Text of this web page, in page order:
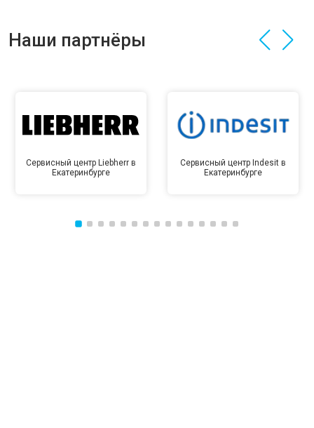
Наши партнёры
Сервисный центр Liebherr в
Екатеринбурге
Сервисный центр Indesit в
Екатеринбурге